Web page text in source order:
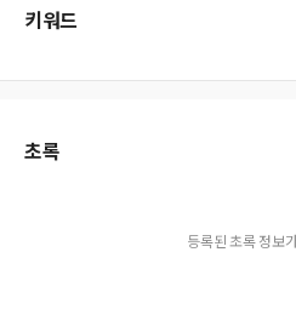
키워드
초록
등록된 초록 정보